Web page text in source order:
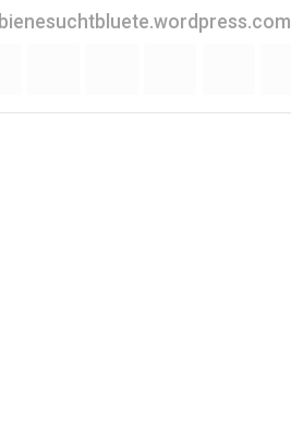
bienesuchtbluete.wordpress.com